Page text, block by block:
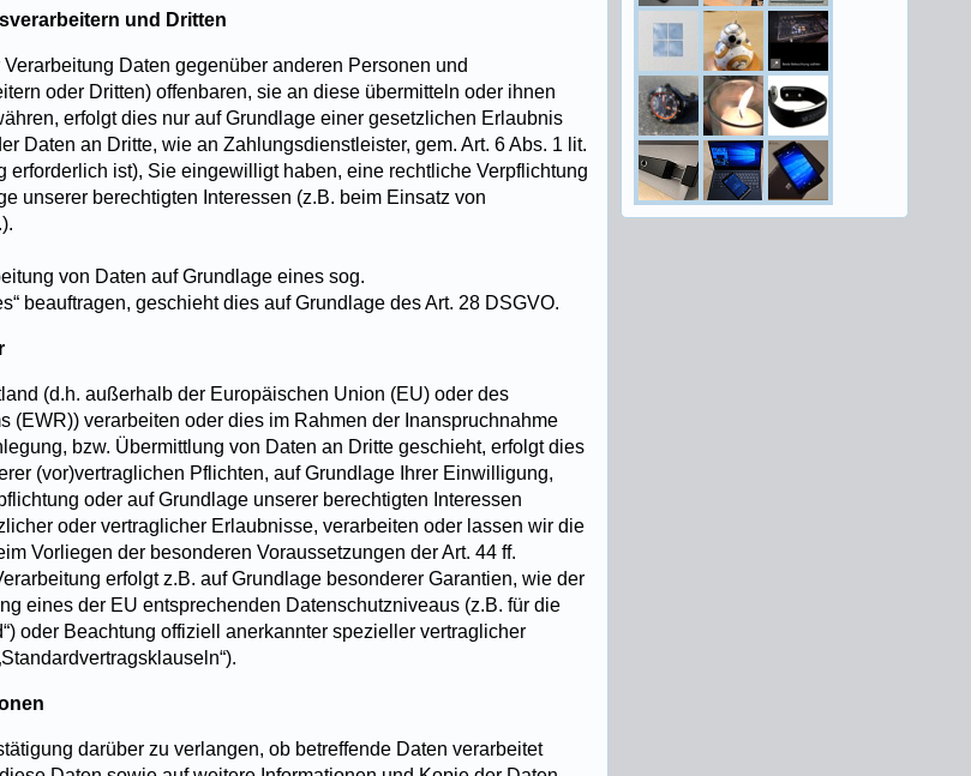
und Dritten
Daten gegenüber anderen Personen und
oder Dritten) offenbaren, sie an diese übermitteln oder ihnen
erfolgt dies nur auf Grundlage einer gesetzlichen Erlaubnis
Daten an Dritte, wie an Zahlungsdienstleister, gem. Art. 6 Abs. 1 lit.
erforderlich ist), Sie eingewilligt haben, eine rechtliche Verpflichtung
unserer berechtigten Interessen (z.B. beim Einsatz von
von Daten auf Grundlage eines sog.
beauftragen, geschieht dies auf Grundlage des Art. 28 DSGVO.
(d.h. außerhalb der Europäischen Union (EU) oder des
(EWR)) verarbeiten oder dies im Rahmen der Inanspruchnahme
bzw. Übermittlung von Daten an Dritte geschieht, erfolgt dies
(vor)vertraglichen Pflichten, auf Grundlage Ihrer Einwilligung,
oder auf Grundlage unserer berechtigten Interessen
oder vertraglicher Erlaubnisse, verarbeiten oder lassen wir die
Vorliegen der besonderen Voraussetzungen der Art. 44 ff.
erfolgt z.B. auf Grundlage besonderer Garantien, wie der
eines der EU entsprechenden Datenschutzniveaus (z.B. für die
oder Beachtung offiziell anerkannter spezieller vertraglicher
darüber zu verlangen, ob betreffende Daten verarbeitet